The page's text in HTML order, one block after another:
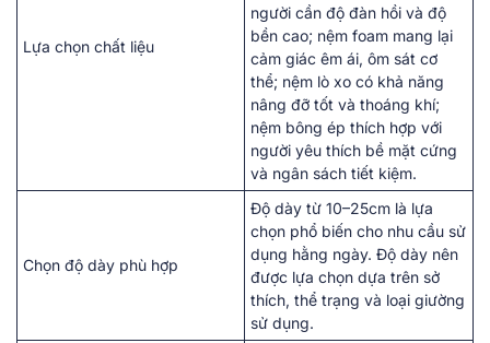
Lựa chọn chất liệu
người cần độ đàn hồi và độ
bền cao; nệm foam mang lại
cảm giác êm ái, ôm sát cơ
thể; nệm lò xo có khả năng
nâng đỡ tốt và thoáng khí;
nệm bông ép thích hợp với
người yêu thích bề mặt cứng
và ngân sách tiết kiệm.
Chọn độ dày phù hợp
Độ dày từ 10–25cm là lựa
chọn phổ biến cho nhu cầu sử
dụng hằng ngày. Độ dày nên
được lựa chọn dựa trên sở
thích, thể trạng và loại giường
sử dụng.